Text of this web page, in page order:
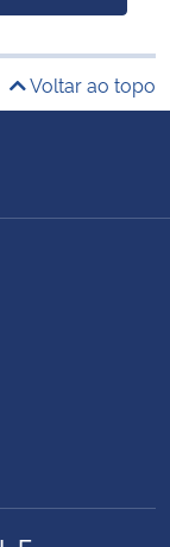
Voltar ao topo